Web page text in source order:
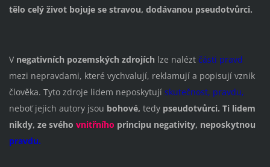
tělo celý život bojuje se stravou, dodávanou pseudotvůrci.
V negativních pozemských zdrojích lze nalézt části pravd
mezi nepravdami, které vychvalují, reklamují a popisují vznik
člověka. Tyto zdroje lidem neposkytují skutečnost, pravdu,
neboť jejich autory jsou bohové, tedy pseudotvůrci. Ti lidem
nikdy, ze svého vnitřního principu negativity, neposkytnou
pravdu.